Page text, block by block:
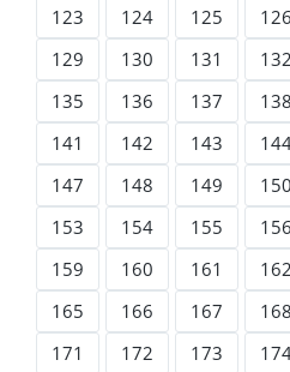
123
124 125 126
129
130 131 132
135
136 137 138
141
142 143
147
148 149 150
153
154 155 156
159
160 161 162
165
166 167 168
171
172 173